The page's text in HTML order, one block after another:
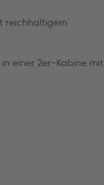
reichhaltigem
einer 2er-Kabine mit